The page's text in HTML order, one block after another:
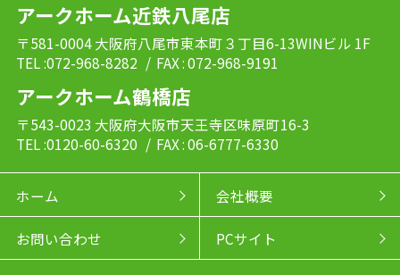
アークホーム近鉄八尾店
〒581-0004 大阪府八尾市東本町３丁目6-13WINビル 1F
TEL :072-968-8282 / FAX : 072-968-9191
アークホーム鶴橋店
〒543-0023 大阪府大阪市天王寺区味原町16-3
TEL :0120-60-6320 / FAX : 06-6777-6330
ホーム 会社概要
お問い合わせ PCサイト